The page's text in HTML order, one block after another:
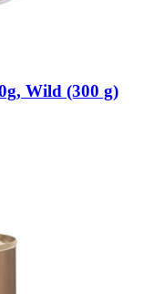
Wild (300 g)